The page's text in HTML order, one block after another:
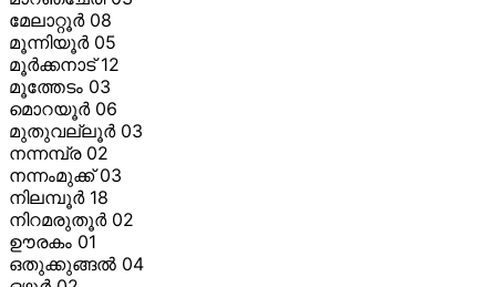
മേലാറ്റൂര്08
മൂന്നിയൂര്05
മൂര്ക്കനാട് 12
മൂത്തേടം 03
മൊറയൂര്06
മുതുവല്ലൂര്03
നന്നമ്പ്ര 02
നന്നംമുക്ക് 03
നിലമ്പൂര്18
നിറമരുതൂര്02
ഊരകം 01
ഒതുക്കുങ്ങല് 04